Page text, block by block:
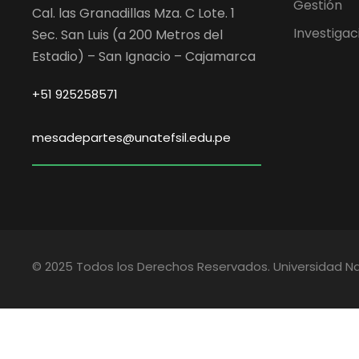
Cal. las Granadillas Mza. C Lote. 1
Sec. San Luis (a 200 Metros del
Estadio) – San Ignacio – Cajamarca
+51 925258571
mesadepartes@unatefsil.edu.pe
Gestión
© 2025 Todos los Derechos Reservados. Universidad